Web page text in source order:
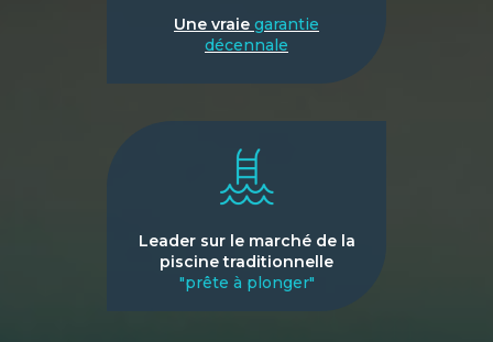
Une vraie garantie
décennale
Leader sur le marché de la
piscine traditionnelle
"prête à plonger"